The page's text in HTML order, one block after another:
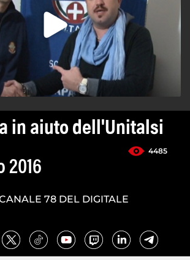
in aiuto dell'Unitalsi
4485
2016
78 DEL DIGITALE